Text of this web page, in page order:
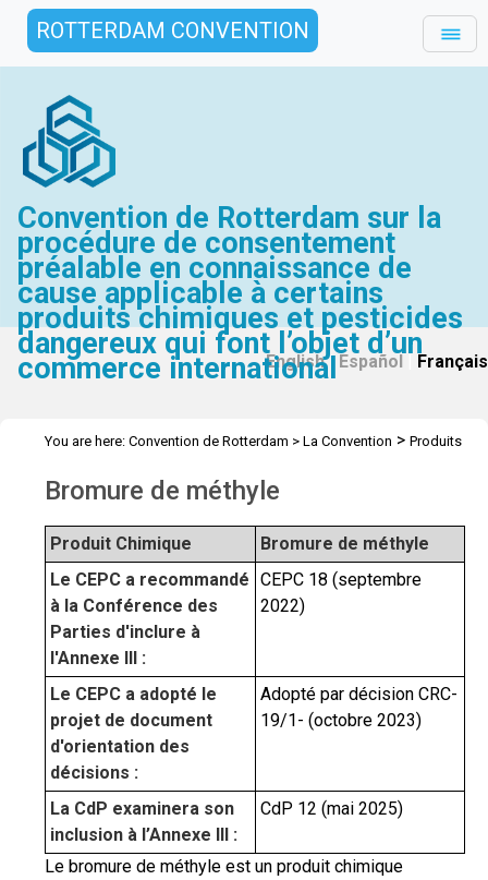
ROTTERDAM CONVENTION
Convention de Rotterdam sur la
procédure de consentement
préalable en connaissance de
cause applicable à certains
produits chimiques et pesticides
dangereux qui font l’objet d’un
commerce international
English| Español Français
You are here: Convention de Rotterdam > La Convention > Produits
Bromure de méthyle
Produit Chimique
Bromure de méthyle
Le CEPC a recommandé
à la Conférence des
Parties d'inclure à
l'Annexe III :
CEPC 18 (septembre
2022)
Le CEPC a adopté le
projet de document
d'orientation des
décisions :
Adopté par décision CRC-
19/1- (octobre 2023)
La CdP examinera son
inclusion à l’Annexe III :
CdP 12 (mai 2025)
Le bromure de méthyle est un produit chimique